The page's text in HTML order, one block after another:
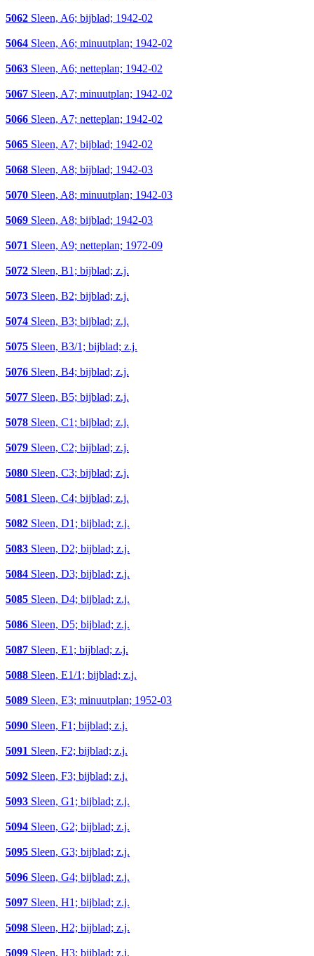
5062 Sleen, A6; bijblad; 1942-02
5064 Sleen, A6; minuutplan; 1942-02
5063 Sleen, A6; netteplan; 1942-02
5067 Sleen, A7; minuutplan; 1942-02
5066 Sleen, A7; netteplan; 1942-02
5065 Sleen, A7; bijblad; 1942-02
5068 Sleen, A8; bijblad; 1942-03
5070 Sleen, A8; minuutplan; 1942-03
5069 Sleen, A8; bijblad; 1942-03
5071 Sleen, A9; netteplan; 1972-09
5072 Sleen, B1; bijblad; z.j.
5073 Sleen, B2; bijblad; z.j.
5074 Sleen, B3; bijblad; z.j.
5075 Sleen, B3/1; bijblad; z.j.
5076 Sleen, B4; bijblad; z.j.
5077 Sleen, B5; bijblad; z.j.
5078 Sleen, C1; bijblad; z.j.
5079 Sleen, C2; bijblad; z.j.
5080 Sleen, C3; bijblad; z.j.
5081 Sleen, C4; bijblad; z.j.
5082 Sleen, D1; bijblad; z.j.
5083 Sleen, D2; bijblad; z.j.
5084 Sleen, D3; bijblad; z.j.
5085 Sleen, D4; bijblad; z.j.
5086 Sleen, D5; bijblad; z.j.
5087 Sleen, E1; bijblad; z.j.
5088 Sleen, E1/1; bijblad; z.j.
5089 Sleen, E3; minuutplan; 1952-03
5090 Sleen, F1; bijblad; z.j.
5091 Sleen, F2; bijblad; z.j.
5092 Sleen, F3; bijblad; z.j.
5093 Sleen, G1; bijblad; z.j.
5094 Sleen, G2; bijblad; z.j.
5095 Sleen, G3; bijblad; z.j.
5096 Sleen, G4; bijblad; z.j.
5097 Sleen, H1; bijblad; z.j.
5098 Sleen, H2; bijblad; z.j.
5099 Sleen, H3; bijblad; z.j.